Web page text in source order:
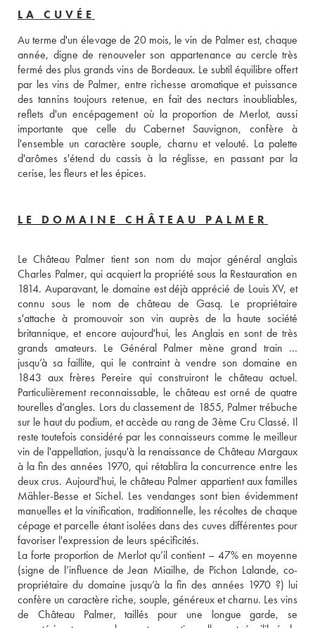
LA CUVÉE
Au terme d'un élevage de 20 mois, le vin de Palmer est, chaque
année, digne de renouveler son appartenance au cercle très
fermé des plus grands vins de Bordeaux. Le subtil équilibre offert
par les vins de Palmer, entre richesse aromatique et puissance
des tannins toujours retenue, en fait des nectars inoubliables,
reflets d'un encépagement où la proportion de Merlot, aussi
importante que celle du Cabernet Sauvignon, confère à
l'ensemble un caractère souple, charnu et velouté. La palette
d'arômes s'étend du cassis à la réglisse, en passant par la
cerise, les fleurs et les épices.
LE DOMAINE CHÂTEAU PALMER
Le Château Palmer tient son nom du major général anglais
Charles Palmer, qui acquiert la propriété sous la Restauration en
1814. Auparavant, le domaine est déjà apprécié de Louis XV, et
connu sous le nom de château de Gasq. Le propriétaire
s'attache à promouvoir son vin auprès de la haute société
britannique, et encore aujourd'hui, les Anglais en sont de très
grands amateurs. Le Général Palmer mène grand train …
jusqu’à sa faillite, qui le contraint à vendre son domaine en
1843 aux frères Pereire qui construiront le château actuel.
Particulièrement reconnaissable, le château est orné de quatre
tourelles d’angles. Lors du classement de 1855, Palmer trébuche
sur le haut du podium, et accède au rang de 3ème Cru Classé. Il
reste toutefois considéré par les connaisseurs comme le meilleur
vin de l'appellation, jusqu'à la renaissance de Château Margaux
à la fin des années 1970, qui rétablira la concurrence entre les
deux crus. Aujourd'hui, le château Palmer appartient aux familles
Mähler-Besse et Sichel. Les vendanges sont bien évidemment
manuelles et la vinification, traditionnelle, les récoltes de chaque
cépage et parcelle étant isolées dans des cuves différentes pour
favoriser l'expression de leurs spécificités.
La forte proportion de Merlot qu’il contient – 47% en moyenne
(signe de l’influence de Jean Miailhe, de Pichon Lalande, co-
propriétaire du domaine jusqu’à la fin des années 1970 ?) lui
confère un caractère riche, souple, généreux et charnu. Les vins
de Château Palmer, taillés pour une longue garde, se